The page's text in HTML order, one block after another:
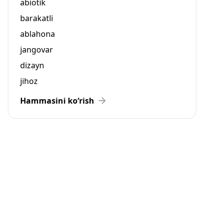
abiotik
barakatli
ablahona
jangovar
dizayn
jihoz
Hammasini ko‘rish